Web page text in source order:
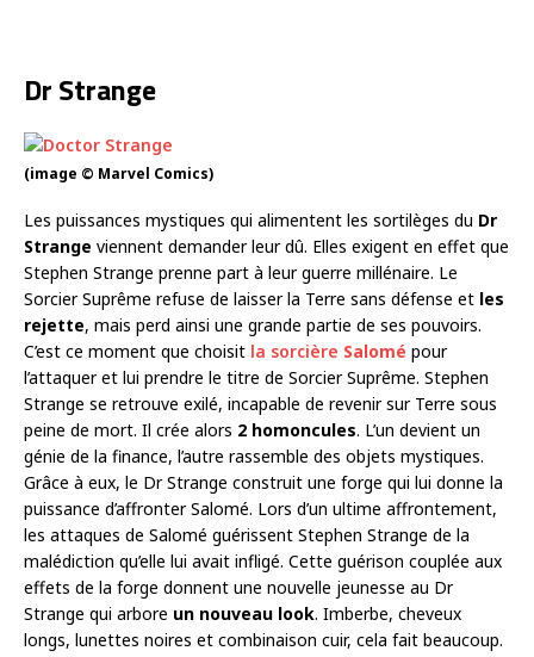
Dr Strange
(image © Marvel Comics)
Les puissances mystiques qui alimentent les sortilèges du Dr
Strange viennent demander leur dû. Elles exigent en effet que
Stephen Strange prenne part à leur guerre millénaire. Le
Sorcier Suprême refuse de laisser la Terre sans défense et les
rejette, mais perd ainsi une grande partie de ses pouvoirs.
C’est ce moment que choisit la sorcière Salomé pour
l’attaquer et lui prendre le titre de Sorcier Suprême. Stephen
Strange se retrouve exilé, incapable de revenir sur Terre sous
peine de mort. Il crée alors 2 homoncules. L’un devient un
génie de la finance, l’autre rassemble des objets mystiques.
Grâce à eux, le Dr Strange construit une forge qui lui donne la
puissance d’affronter Salomé. Lors d’un ultime affrontement,
les attaques de Salomé guérissent Stephen Strange de la
malédiction qu’elle lui avait infligé. Cette guérison couplée aux
effets de la forge donnent une nouvelle jeunesse au Dr
Strange qui arbore un nouveau look. Imberbe, cheveux
longs, lunettes noires et combinaison cuir, cela fait beaucoup.